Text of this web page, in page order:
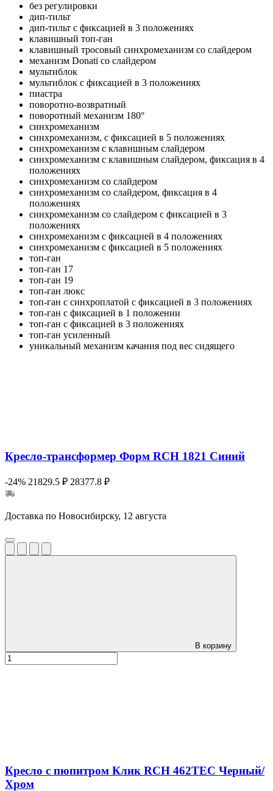
без регулировки
дип-тильт
дип-тильт с фиксацией в 3 положениях
клавишный топ-ган
клавишный тросовый синхромеханизм со слайдером
механизм Donati со слайдером
мультиблок
мультиблок с фиксацией в 3 положениях
пиастра
поворотно-возвратный
поворотный механизм 180°
синхромеханизм
синхромеханизм, с фиксацией в 5 положениях
синхромеханизм с клавишным слайдером
синхромеханизм с клавишным слайдером, фиксация в 4
положениях
синхромеханизм со слайдером
синхромеханизм со слайдером, фиксация в 4
положениях
синхромеханизм со слайдером с фиксацией в 3
положениях
синхромеханизм с фиксацией в 4 положениях
синхромеханизм с фиксацией в 5 положениях
топ-ган
топ-ган 17
топ-ган 19
топ-ган люкс
топ-ган с синхроплатой с фиксацией в 3 положениях
топ-ган с фиксацией в 1 положении
топ-ган с фиксацией в 3 положениях
топ-ган усиленный
уникальный механизм качания под вес сидящего
Кресло-трансформер Форм RCH 1821 Синий
-24% 21829.5 ₽ 28377.8 ₽
Доставка по Новосибирску, 12 августа
В корзину
Кресло с пюпитром Клик RCH 462TEC Черный/
Хром